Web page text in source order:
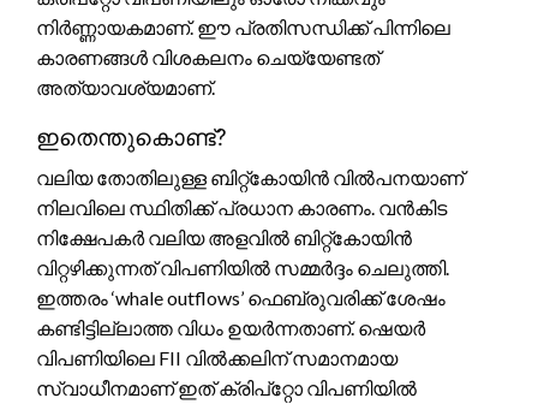
നിർണ്ണായകമാണ്. ഈ പ്രതിസന്ധിക്ക് പിന്നിലെ
കാരണങ്ങൾ വിശകലനം ചെയ്യേണ്ടത്
അത്യാവശ്യമാണ്.
ഇതെന്തുകൊണ്ട്?
വലിയ തോതിലുള്ള ബിറ്റ്കോയിൻ വിൽപനയാണ്
നിലവിലെ സ്ഥിതിക്ക് പ്രധാന കാരണം. വൻകിട
നിക്ഷേപകർ വലിയ അളവിൽ ബിറ്റ്കോയിൻ
വിറ്റഴിക്കുന്നത് വിപണിയിൽ സമ്മർദ്ദം ചെലുത്തി.
ഇത്തരം ‘whale outflows’ ഫെബ്രുവരിക്ക് ശേഷം
കണ്ടിട്ടില്ലാത്ത വിധം ഉയർന്നതാണ്. ഷെയർ
വിപണിയിലെ FII വിൽക്കലിന് സമാനമായ
സ്വാധീനമാണ് ഇത് ക്രിപ്റ്റോ വിപണിയിൽ